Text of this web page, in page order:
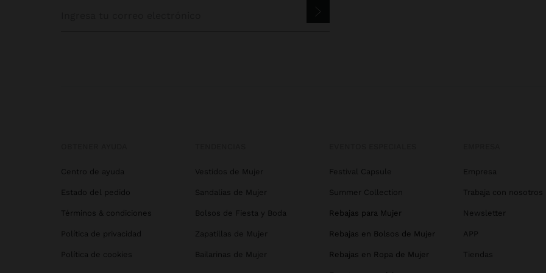
Centro de ayuda
Estado del pedido
Términos & condiciones
Política de privacidad
Política de cookies
Vestidos de Mujer
Sandalias de Mujer
Bolsos de Fiesta y Boda
Zapatillas de Mujer
Bailarinas de Mujer
Festival Capsule
Summer Collection
Rebajas para Mujer
Rebajas en Bolsos de Mujer
Rebajas en Ropa de Mujer
Empresa
Trabaja con nosotros
Newsletter
APP
Tiendas